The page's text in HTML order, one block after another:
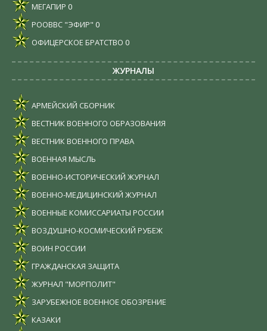
МЕГАПИР 0
РООВВС "ЭФИР" 0
ОФИЦЕРСКОЕ БРАТСТВО 0
ЖУРНАЛЫ
АРМЕЙСКИЙ СБОРНИК
ВЕСТНИК ВОЕННОГО ОБРАЗОВАНИЯ
ВЕСТНИК ВОЕННОГО ПРАВА
ВОЕННАЯ МЫСЛЬ
ВОЕННО-ИСТОРИЧЕСКИЙ ЖУРНАЛ
ВОЕННО-МЕДИЦИНСКИЙ ЖУРНАЛ
ВОЕННЫЕ КОМИССАРИАТЫ РОССИИ
ВОЗДУШНО-КОСМИЧЕСКИЙ РУБЕЖ
ВОИН РОССИИ
ГРАЖДАНСКАЯ ЗАЩИТА
ЖУРНАЛ "МОРПОЛИТ"
ЗАРУБЕЖНОЕ ВОЕННОЕ ОБОЗРЕНИЕ
КАЗАКИ